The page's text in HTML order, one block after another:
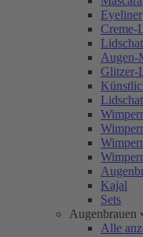
Eyeliner
Creme-
Augen-
Glitzer-
Kajal
Sets
Augenbrauen
Alle